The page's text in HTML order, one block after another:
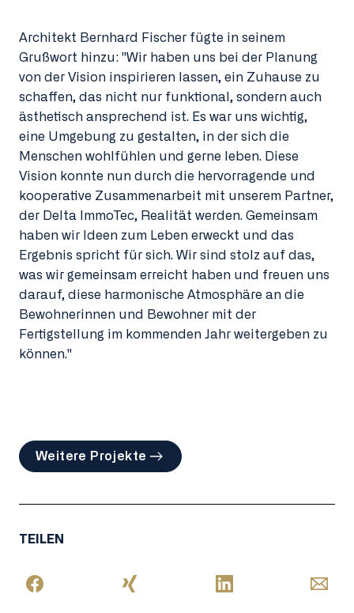
Architekt Bernhard Fischer fügte in seinem
Grußwort hinzu: "Wir haben uns bei der Planung
von der Vision inspirieren lassen, ein Zuhause zu
schaffen, das nicht nur funktional, sondern auch
ästhetisch ansprechend ist. Es war uns wichtig,
eine Umgebung zu gestalten, in der sich die
Menschen wohlfühlen und gerne leben. Diese
Vision konnte nun durch die hervorragende und
kooperative Zusammenarbeit mit unserem Partner,
der Delta ImmoTec, Realität werden. Gemeinsam
haben wir Ideen zum Leben erweckt und das
Ergebnis spricht für sich. Wir sind stolz auf das,
was wir gemeinsam erreicht haben und freuen uns
darauf, diese harmonische Atmosphäre an die
Bewohnerinnen und Bewohner mit der
Fertigstellung im kommenden Jahr weitergeben zu
können."
Weitere Projekte
TEILEN